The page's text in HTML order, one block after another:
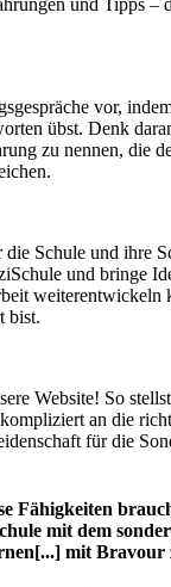
und Tipps –
vor,
übst. Denk
zu nennen, die
die Schule und ihre
und bringe
weiterentwickeln
bist.
Website! So
an die
für die
Fähigkeiten
mit dem
mit Bravour